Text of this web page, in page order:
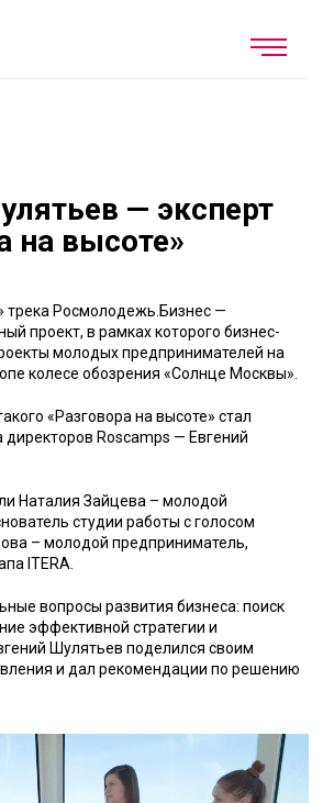
— эксперт
на высоте»
трека Росмолодежь.Бизнес —
проект, в рамках которого бизнес-
молодых предпринимателей на
колесе обозрения «Солнце Москвы».
«Разговора на высоте» стал
директоров Roscamps — Евгений
Наталия Зайцева – молодой
студии работы с голосом
– молодой предприниматель,
ITERA.
вопросы развития бизнеса: поиск
эффективной стратегии и
Шулятьев поделился своим
и дал рекомендации по решению